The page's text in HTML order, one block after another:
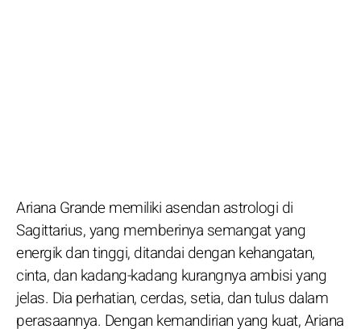
Ariana Grande memiliki asendan astrologi di
Sagittarius, yang memberinya semangat yang
energik dan tinggi, ditandai dengan kehangatan,
cinta, dan kadang-kadang kurangnya ambisi yang
jelas. Dia perhatian, cerdas, setia, dan tulus dalam
perasaannya. Dengan kemandirian yang kuat, Ariana